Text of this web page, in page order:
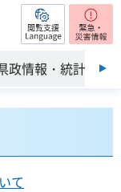
閲覧支援
政情報・統計
て